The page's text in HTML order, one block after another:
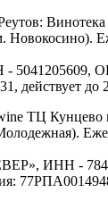
действует до
ТЦ Кунцево
ИНН -